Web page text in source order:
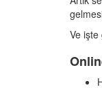
Ve işte